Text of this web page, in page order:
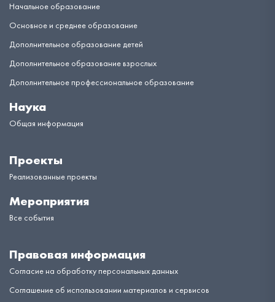
Начальное образование
Основное и среднее образование
Дополнительное образование детей
Дополнительное образование взрослых
Дополнительное профессиональное образование
Наука
Общая информация
Проекты
Реализованные проекты
Мероприятия
Все события
Правовая информация
Согласие на обработку персональных данных
Соглашение об использовании материалов и сервисов